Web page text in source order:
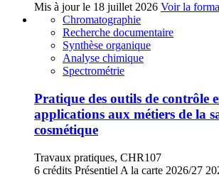
Mis à jour le 18 juillet 2026 Voir la
Chromatographie
Recherche documentaire
Synthèse organique
Analyse chimique
Spectrométrie
Pratique des outils de contrôle
applications aux métiers de la
cosmétique
Travaux pratiques, CHR107
6 crédits Présentiel A la carte 2026/27